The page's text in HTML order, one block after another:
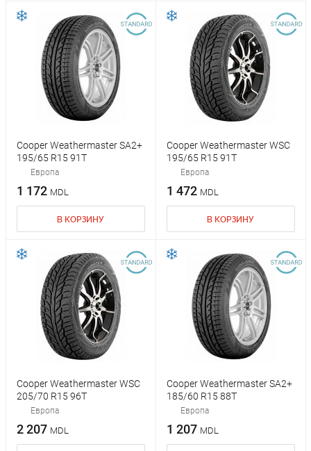
Cooper Weathermaster SA2+
195/65 R15 91T
Европа
1 172 MDL
В КОРЗИНУ
Cooper Weathermaster WSC
195/65 R15 91T
Европа
1 472 MDL
В КОРЗИНУ
Cooper Weathermaster WSC
205/70 R15 96T
Европа
2 207 MDL
Cooper Weathermaster SA2+
185/60 R15 88T
Европа
1 207 MDL